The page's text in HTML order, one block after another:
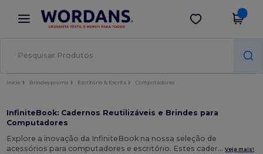
× App Wordans
Melhores preços na app!
Obter app
Início Brindes promo Escritório & Escrita Computadores
InfiniteBook: Cadernos Reutilizáveis e Brindes para
Computadores
Explore a inovação da InfiniteBook na nossa seleção de
acessórios para computadores e escritório. Estes cader…Veja mais!